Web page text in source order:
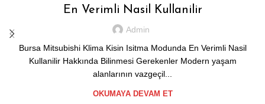
En Verimli Nasil Kullanilir
Admin
Bursa Mitsubishi Klima Kisin Isitma Modunda En Verimli Nasil
Kullanilir Hakkında Bilinmesi Gerekenler Modern yaşam
alanlarının vazgeçil...
OKUMAYA DEVAM ET